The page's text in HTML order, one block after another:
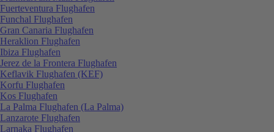
Fuerteventura Flughafen
Funchal Flughafen
Gran Canaria Flughafen
Heraklion Flughafen
Ibiza Flughafen
Jerez de la Frontera Flughafen
Keflavik Flughafen (KEF)
Korfu Flughafen
Kos Flughafen
La Palma Flughafen (La Palma)
Lanzarote Flughafen
Larnaka Flughafen